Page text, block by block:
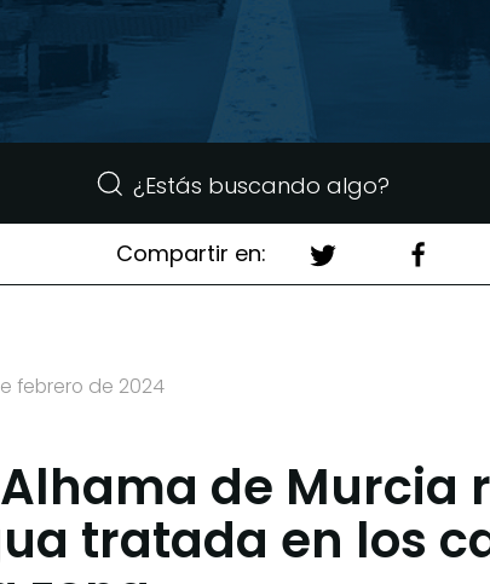
Compartir en:
febrero de 2024
Alhama de Murcia
tratada en los